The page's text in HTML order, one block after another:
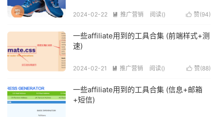
 赞(94)
2024-02-22  推广营销 阅读()
一些affiliate用到的工具合集 (前端样式+测
速)
 赞(88)
2024-02-21  推广营销 阅读()
一些affiliate用到的工具合集 (信息+邮箱
+短信)